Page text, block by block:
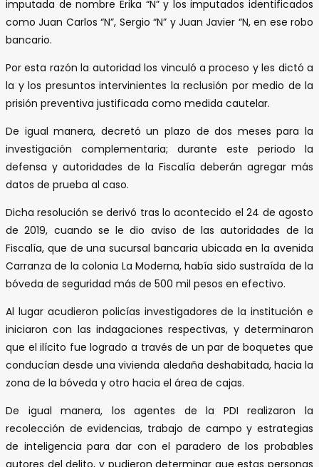
imputada de nombre Erika “N” y los imputados identificados
como Juan Carlos “N”, Sergio “N” y Juan Javier “N, en ese robo
bancario.
Por esta razón la autoridad los vinculó a proceso y les dictó a
la y los presuntos intervinientes la reclusión por medio de la
prisión preventiva justificada como medida cautelar.
De igual manera, decretó un plazo de dos meses para la
investigación complementaria; durante este periodo la
defensa y autoridades de la Fiscalía deberán agregar más
datos de prueba al caso.
Dicha resolución se derivó tras lo acontecido el 24 de agosto
de 2019, cuando se le dio aviso de las autoridades de la
Fiscalía, que de una sucursal bancaria ubicada en la avenida
Carranza de la colonia La Moderna, había sido sustraída de la
bóveda de seguridad más de 500 mil pesos en efectivo.
Al lugar acudieron policías investigadores de la institución e
iniciaron con las indagaciones respectivas, y determinaron
que el ilícito fue logrado a través de un par de boquetes que
conducían desde una vivienda aledaña deshabitada, hacia la
zona de la bóveda y otro hacia el área de cajas.
De igual manera, los agentes de la PDI realizaron la
recolección de evidencias, trabajo de campo y estrategias
de inteligencia para dar con el paradero de los probables
autores del delito, y pudieron determinar que estas personas